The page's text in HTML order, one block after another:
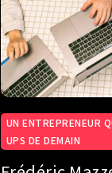
UN ENTREPRENEUR
UPS DE DEMAIN